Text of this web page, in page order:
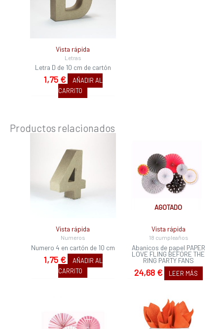
Vista rápida
Letras
Letra D de 10 cm de cartón
1,75 €
AÑADIR AL
CARRITO
Productos relacionados
Vista rápida
Numeros
Numero 4 en cartón de 10 cm
1,75 €
AÑADIR AL
CARRITO
AGOTADO
Vista rápida
18 cumpleaños
Abanicos de papel PAPER
LOVE FLING BEFORE THE
RING PARTY FANS
24,68 € LEER MÁS